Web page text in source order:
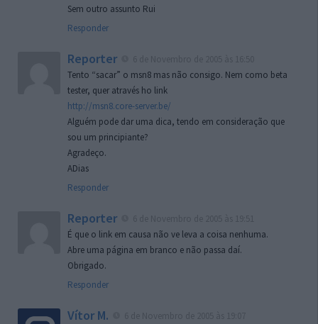
Sem outro assunto Rui
Responder
Reporter
Tento “sacar” o msn8 mas não consigo. Nem como beta
tester, quer através ho link
http://msn8.core-server.be/
Alguém pode dar uma dica, tendo em consideração que
sou um principiante?
Agradeço.
ADias
Responder
Reporter
É que o link em causa não ve leva a coisa nenhuma.
Abre uma página em branco e não passa daí.
Obrigado.
Responder
Vítor M.